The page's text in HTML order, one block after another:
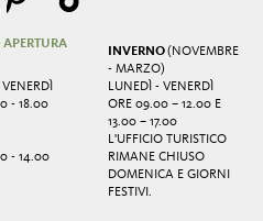
APERTURA
- 18.00
- 14.00
INVERNO(NOVEMBRE
- MARZO)
LUNEDÌ - VENERDÌ
ORE 09.00 – 12.00 E
13.00 – 17.00
L'UFFICIO TURISTICO
RIMANE CHIUSO
DOMENICA E GIORNI
FESTIVI.